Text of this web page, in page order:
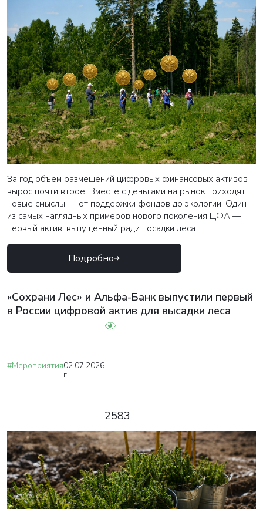
За год объем размещений цифровых финансовых активов
вырос почти втрое. Вместе с деньгами на рынок приходят
новые смыслы — от поддержки фондов до экологии. Один
из самых наглядных примеров нового поколения ЦФА —
первый актив, выпущенный ради посадки леса.
Подробно
«Сохрани Лес» и Альфа-Банк выпустили первый
в России цифровой актив для высадки леса
#Мероприятия02.07.2026
г.
2583